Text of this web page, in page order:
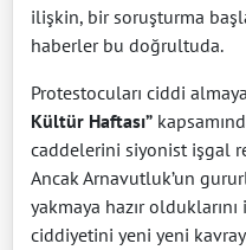
ilişkin, bir soruşturma
haberler bu doğrultuda.
Protestocuları ciddi
Kültür Haftası”
caddelerini siyonist işgal
Ancak Arnavutluk’un
yakmaya hazır
ciddiyetini yeni yeni